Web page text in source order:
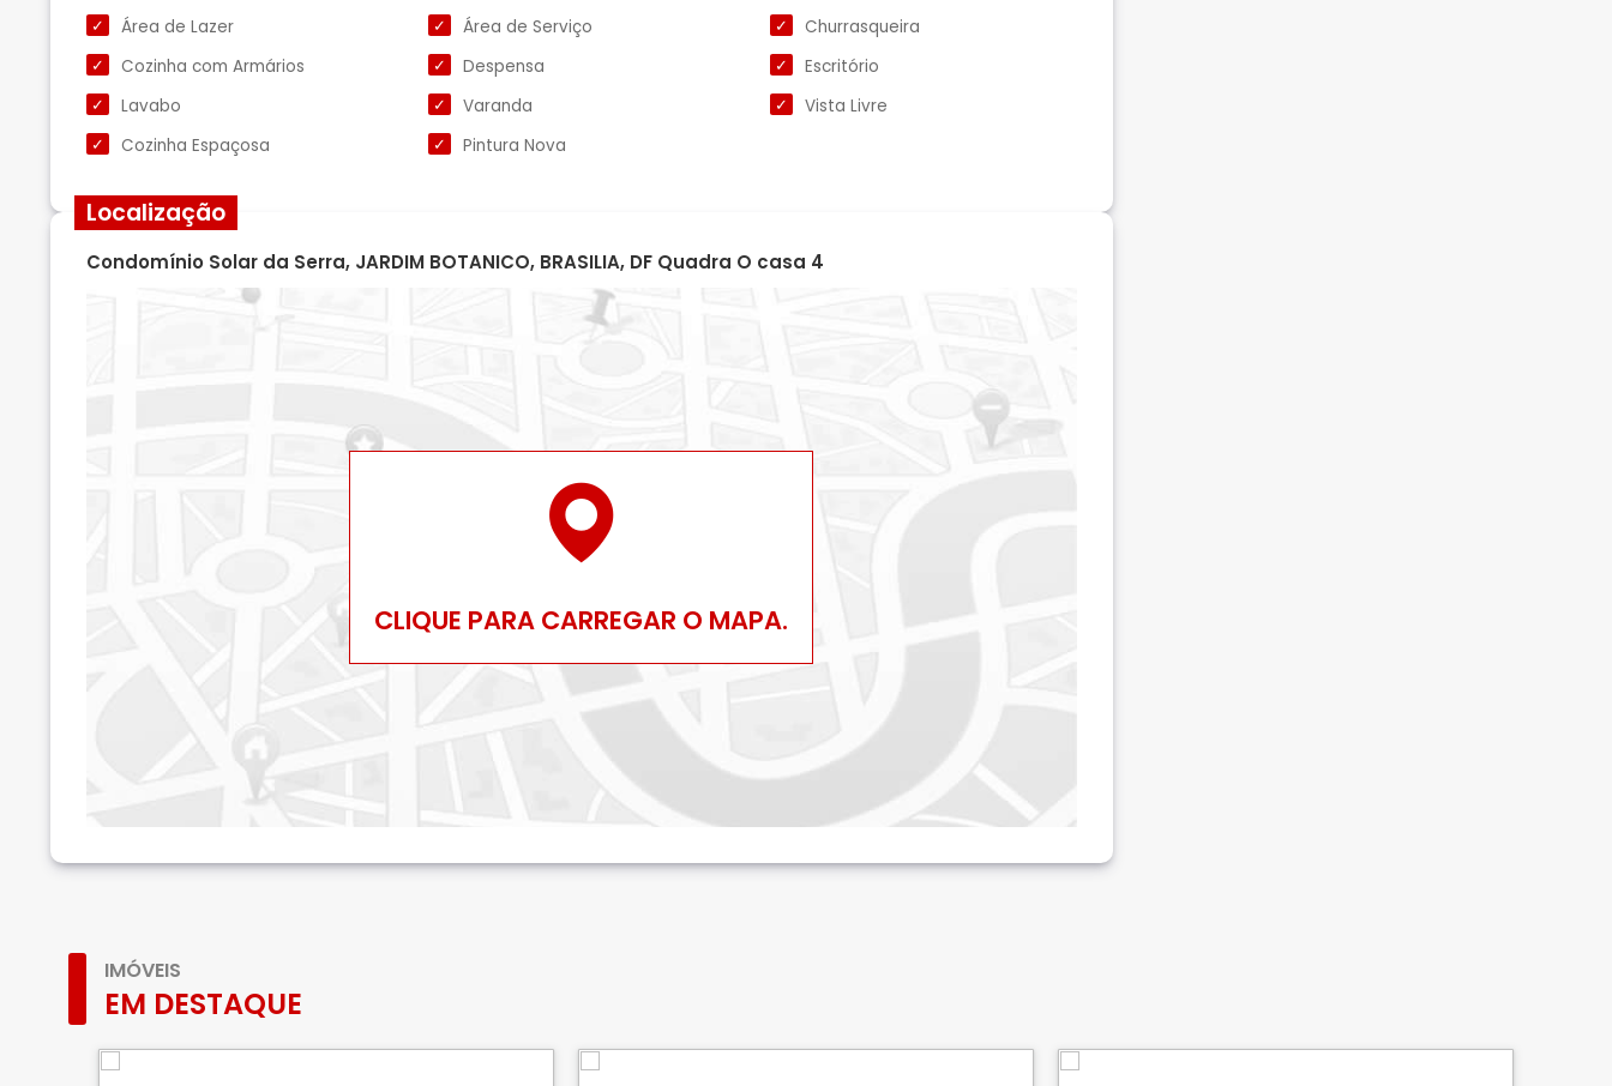
Área de Lazer Área de Serviço
Churrasqueira
Cozinha com Armários
Despensa
Escritório
Lavabo
Varanda
Vista Livre
Cozinha Espaçosa
Pintura Nova
Localização
Condomínio Solar da Serra, JARDIM BOTANICO, BRASILIA, DF Quadra O casa 4
CLIQUE PARA CARREGAR O MAPA.
IMÓVEIS
EM DESTAQUE